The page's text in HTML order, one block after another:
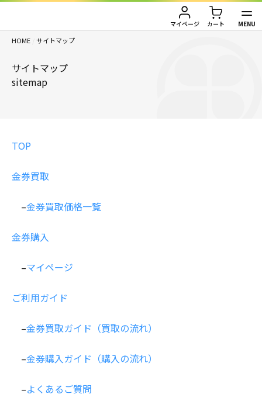
マイページ カート MENU
TOP
金券買取（金券を売りたい方）
JAL・ANA航空券
株主優待券
レジャーチケット
通信・テレカ
お客様の声
会社情報
店舗情報
採用情報
コラム
お知らせ
HOME サイトマップ
サイトマップ
sitemap
TOP
金券買取
–金券買取価格一覧
金券購入
–マイページ
ご利用ガイド
–金券買取ガイド（買取の流れ）
–金券購入ガイド（購入の流れ）
–よくあるご質問